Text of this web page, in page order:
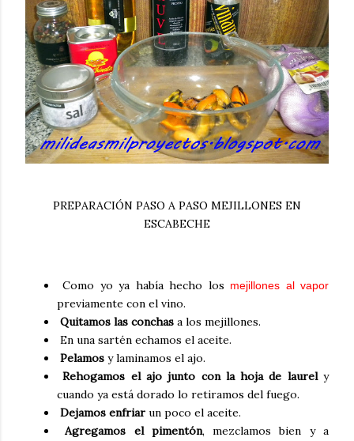
PREPARACIÓN PASO A PASO MEJILLONES EN
ESCABECHE
Como yo ya había hecho los mejillones al vapor
previamente con el vino.
Quitamos las conchas a los mejillones.
En una sartén echamos el aceite.
Pelamos y laminamos el ajo.
Rehogamos el ajo junto con la hoja de laurely
cuando ya está dorado lo retiramos del fuego.
Dejamos enfriar un poco el aceite.
Agregamos el pimentón, mezclamos bien y a